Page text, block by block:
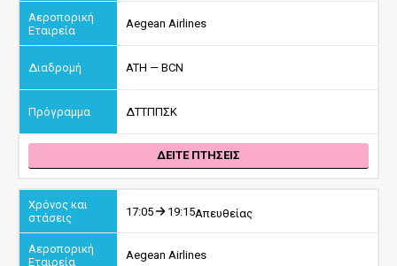
Aegean Airlines
ATH — BCN
ΔΤΤΠΠΣΚ
ΔΕΙΤΕ ΠΤΗΣΕΙΣ
17:05 19:15Απευθείας
Aegean Airlines